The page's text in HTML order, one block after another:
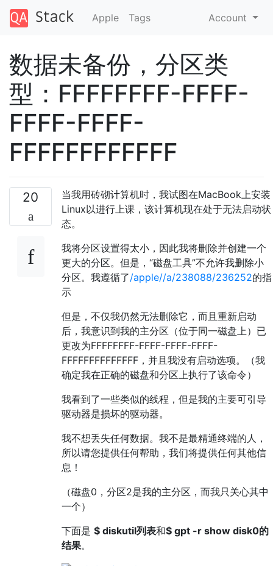
Apple Tags Account
数据未备份，分区类
型：FFFFFFFF-FFFF-
FFFF-FFFF-
FFFFFFFFFFFF
20
当我用砖砌计算机时，我试图在MacBook上安装
Linux以进行上课，该计算机现在处于无法启动状
态。
我将分区设置得太小，因此我将删除并创建一个
更大的分区。但是，“磁盘工具”不允许我删除小
分区。我遵循了/apple//a/238088/236252的指
示
但是，不仅我仍然无法删除它，而且重新启动
后，我意识到我的主分区（位于同一磁盘上）已
更改为FFFFFFFF-FFFF-FFFF-FFFF-
FFFFFFFFFFFFFF，并且我没有启动选项。（我
确定我在正确的磁盘和分区上执行了该命令）
我看到了一些类似的线程，但是我的主要可引导
驱动器是损坏的驱动器。
我不想丢失任何数据。我不是最精通终端的人，
所以请您提供任何帮助，我们将提供任何其他信
息！
（磁盘0，分区2是我的主分区，而我只关心其中
一个）
下面是 $ diskutil列表和$ gpt -r show disk0的
结果。